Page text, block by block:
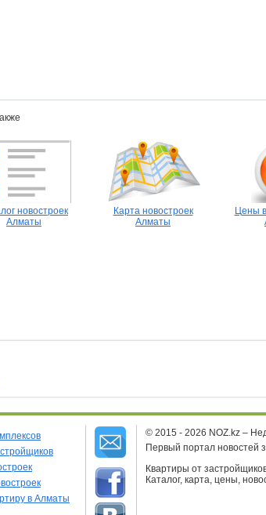
новостроек
Алматы
Карта новостроек
Алматы
Цены
в Алматы
© 2015 - 2026 NOZ.kz –
Первый портал новостей
Квартиры от
Каталог, карта, цены,